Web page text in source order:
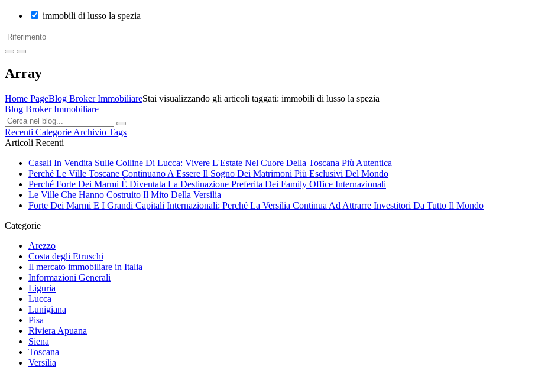
immobili di lusso la spezia
Array
Home PageBlog Broker ImmobiliareStai visualizzando gli articoli taggati: immobili di lusso la spezia
Blog Broker Immobiliare
Recenti Categorie Archivio Tags
Articoli Recenti
Casali In Vendita Sulle Colline Di Lucca: Vivere L'Estate Nel Cuore Della Toscana Più Autentica
Perché Le Ville Toscane Continuano A Essere Il Sogno Dei Matrimoni Più Esclusivi Del Mondo
Perché Forte Dei Marmi È Diventata La Destinazione Preferita Dei Family Office Internazionali
Le Ville Che Hanno Costruito Il Mito Della Versilia
Forte Dei Marmi E I Grandi Capitali Internazionali: Perché La Versilia Continua Ad Attrarre Investitori Da Tutto Il Mondo
Categorie
Arezzo
Costa degli Etruschi
Il mercato immobiliare in Italia
Informazioni Generali
Liguria
Lucca
Lunigiana
Pisa
Riviera Apuana
Siena
Toscana
Versilia